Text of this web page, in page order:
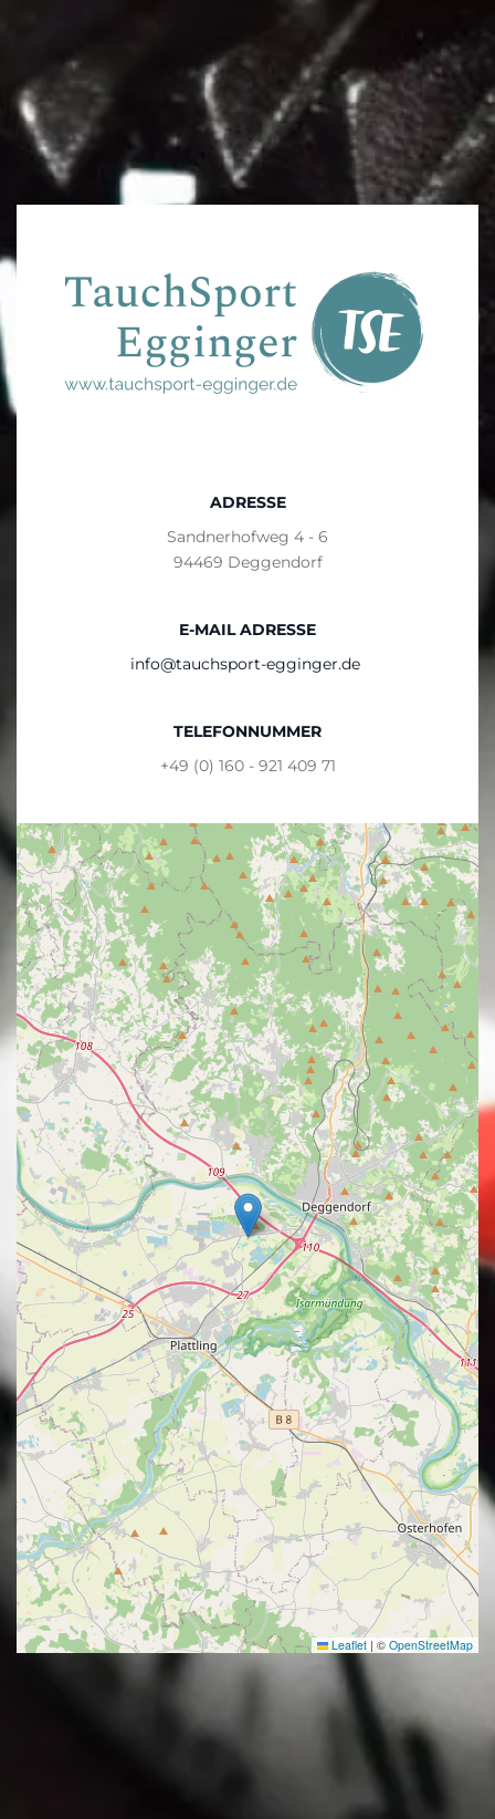
ADRESSE
Sandnerhofweg 4 - 6
94469 Deggendorf
E-MAIL ADRESSE
info@tauchsport-egginger.de
TELEFONNUMMER
+49 (0) 160 - 921 409 71
Leaflet | © OpenStreetMap